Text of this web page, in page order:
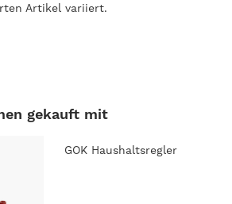
Artikel variiert.
gekauft mit
GOK Haushaltsregler